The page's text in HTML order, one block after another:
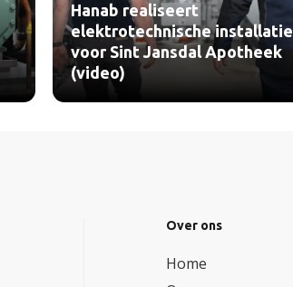
Hanab realiseert
elektrotechnische installatie
voor Sint Jansdal Apotheek
(video)
Over ons
Home